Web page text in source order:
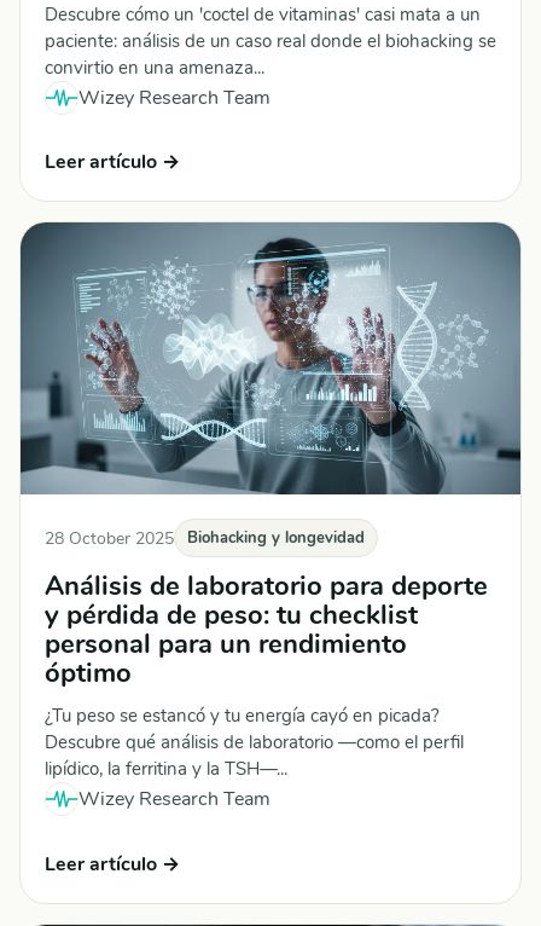
Descubre cómo un 'coctel de vitaminas' casi mata a un
paciente: análisis de un caso real donde el biohacking se
convirtio en una amenaza...
Wizey Research Team
Leer artículo →
28 October 2025 Biohacking y longevidad
Análisis de laboratorio para deporte
y pérdida de peso: tu checklist
personal para un rendimiento
óptimo
¿Tu peso se estancó y tu energía cayó en picada?
Descubre qué análisis de laboratorio —como el perfil
lipídico, la ferritina y la TSH—...
Wizey Research Team
Leer artículo →